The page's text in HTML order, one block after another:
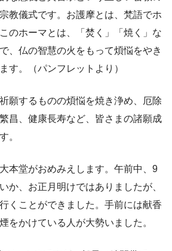
教儀式です。お護摩とは、梵語でホ
のホーマとは、「焚く」「焼く」な
、仏の智慧の火をもって煩悩をやき
す。（パンフレットより）
願するものの煩悩を焼き浄め、厄除
昌、健康長寿など、皆さまの諸願成
。
本堂がおめみえします。午前中、9
か、お正月明けではありましたが、
くことができました。手前には献香
をかけている人が大勢いました。